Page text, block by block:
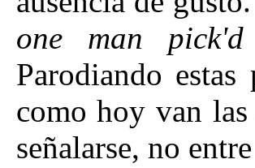
one man
Parodiando
como hoy van
señalarse, no